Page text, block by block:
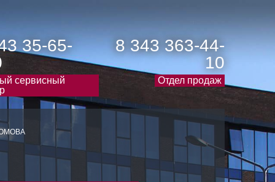
35-65-
сервисный
8 343 363-44-
10
Отдел продаж